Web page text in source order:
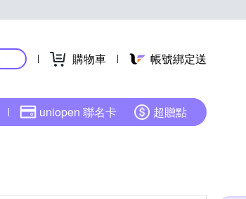
購物車 帳號綁定送
uniopen 聯名卡 超贈點